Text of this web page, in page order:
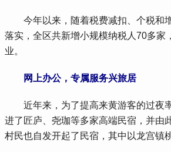
今年以来，随着税费减扣、个税和
落实，全区共新增小规模纳税人70多家
业。
网上办公，专属服务兴旅居
近年来，为了提高来黄游客的过夜率
进了匠庐、尧珈等多家高端民宿，并由
村民也自发开起了民宿，其中以龙宫镇